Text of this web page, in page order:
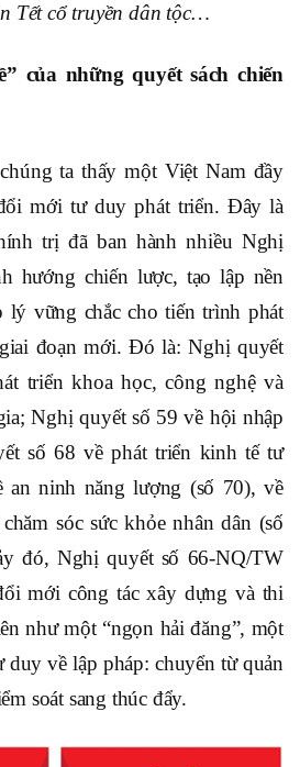
Tết cổ truyền dân tộc…
của những quyết sách chiến
ta thấy một Việt Nam đầy
mới tư duy phát triển. Đây là
trị đã ban hành nhiều Nghị
hướng chiến lược, tạo lập nền
lý vững chắc cho tiến trình phát
đoạn mới. Đó là: Nghị quyết
triển khoa học, công nghệ và
Nghị quyết số 59 về hội nhập
số 68 về phát triển kinh tế tư
an ninh năng lượng (số 70), về
sóc sức khỏe nhân dân (số
đó, Nghị quyết số 66-NQ/TW
mới công tác xây dựng và thi
như một “ngọn hải đăng”, một
duy về lập pháp: chuyển từ quản
soát sang thúc đẩy.